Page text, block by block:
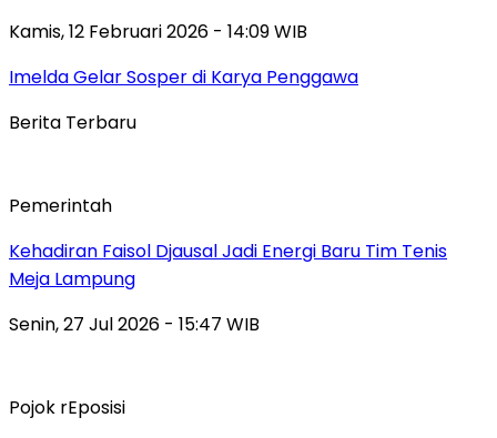
Kamis, 12 Februari 2026 - 14:09 WIB
Imelda Gelar Sosper di Karya Penggawa
Berita Terbaru
Pemerintah
Kehadiran Faisol Djausal Jadi Energi Baru Tim Tenis
Meja Lampung
Senin, 27 Jul 2026 - 15:47 WIB
Pojok rEposisi